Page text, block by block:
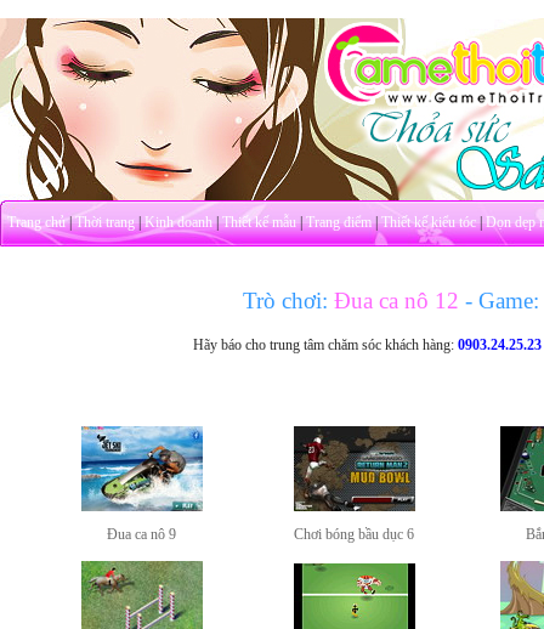
Trang chủ|Thời trang|Kinh doanh|Thiết kế mẫu|Trang điểm|Thiết kế kiểu tóc|Dọn dẹp
Trò chơi: Đua ca nô 12 - Game:
Hãy báo cho trung tâm chăm sóc khách hàng:0903.24.25.23
Đua ca nô 9 Chơi bóng bầu dục 6